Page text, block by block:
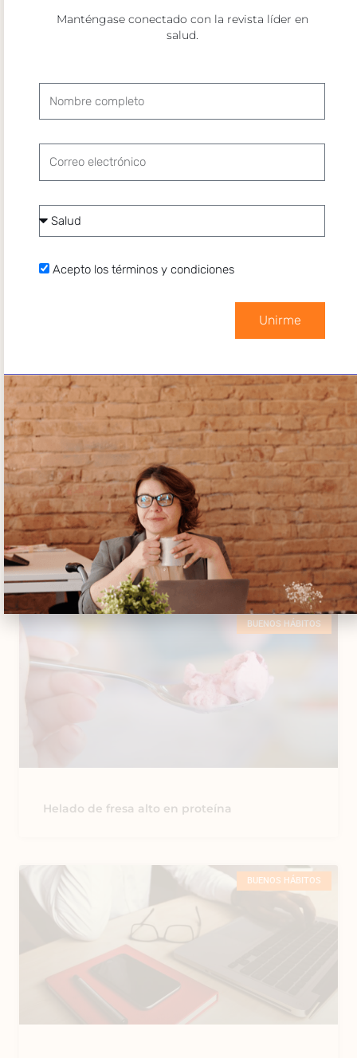
Notas relacionadas
Lasaña de Zucchini
BUENOS HÁBITOS
Helado de fresa alto en proteína
BUENOS HÁBITOS
Manténgase conectado con la revista líder en
salud.
completo
electrónico
Categoría
Acepto
Acepto los términos y condiciones
Unirme